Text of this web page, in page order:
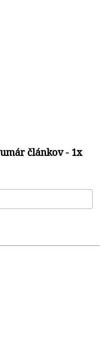
článkov - 1x